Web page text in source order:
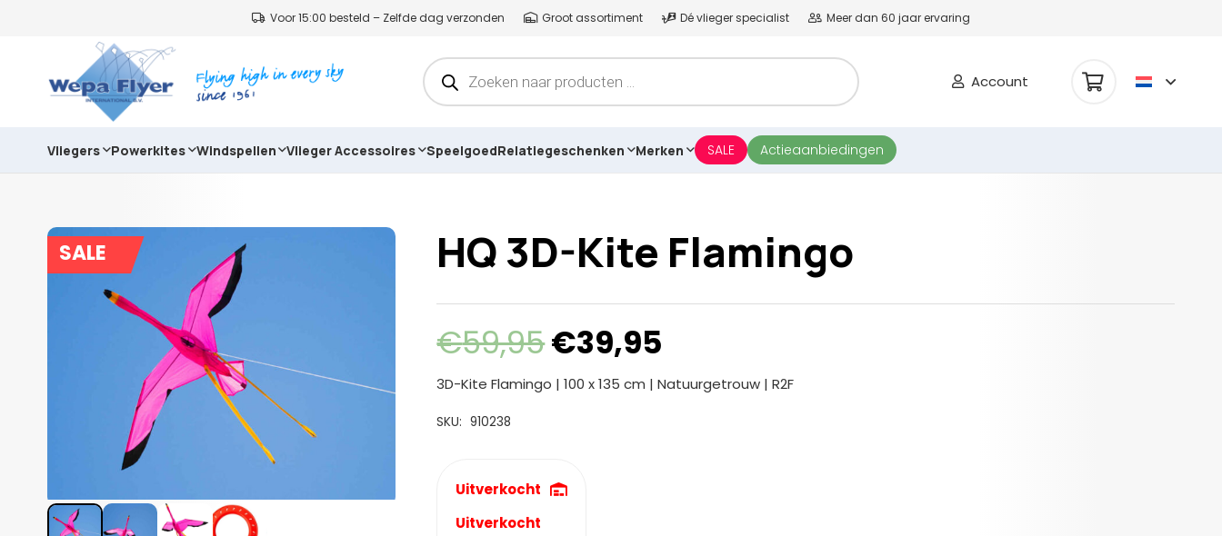
Voor 15:00 besteld – Zelfde dag verzonden Groot assortiment Dé vlieger specialist Meer dan 60 jaar ervaring
Producten
zoeken Account
Vliegers Powerkites Windspellen Vlieger Accessoires SpeelgoedRelatiegeschenken Merken SALE Actieaanbiedingen
SALE HQ 3D-Kite Flamingo
€59,95Oorspronkelijke
prijs
was:
€39,95
is:
3D-Kite Flamingo | 100 x 135 cm | Natuurgetrouw | R2F
SKU: 910238
Uitverkocht
Uitverkocht